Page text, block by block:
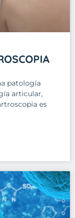
patología
articular,
es